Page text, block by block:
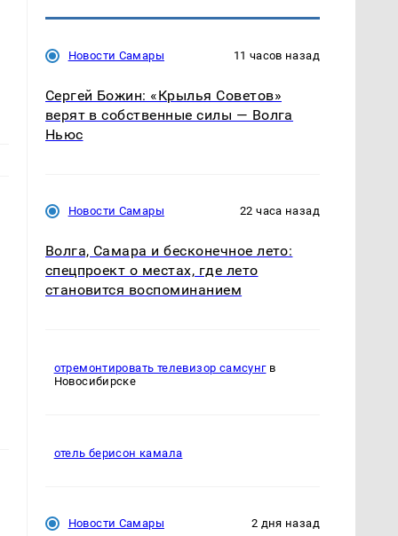
Новости Самары 11 часов назад
Сергей Божин: «Крылья Советов»
верят в собственные силы — Волга
Ньюс
Новости Самары 22 часа назад
Волга, Самара и бесконечное лето:
спецпроект о местах, где лето
становится воспоминанием
отремонтировать телевизор самсунгв
Новосибирске
отель берисон камала
Новости Самары 2 дня назад